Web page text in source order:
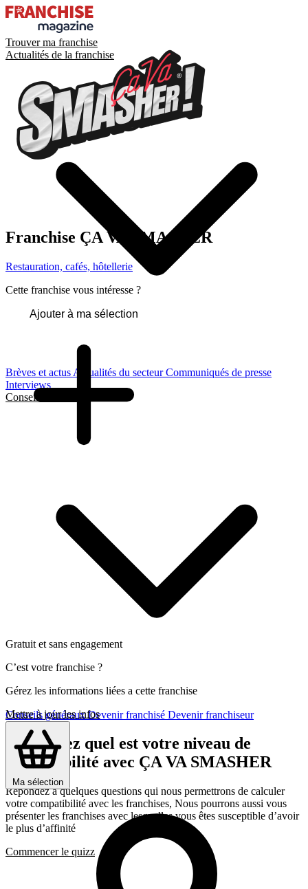
Trouver ma franchise
Actualités de la franchise
Brèves et actus Actualités du secteurCommuniqués de presse
Interviews
Conseils et Guides
Conseils générauxDevenir franchisé Devenir franchiseur
Ma sélection
Franchise ÇA VA SMASHER
Restauration, cafés, hôtellerie
Cette franchise vous intéresse ?
Ajouter à ma sélection
Gratuit et sans engagement
C’est votre franchise ?
Gérez les informations liées a cette franchise
Mettre à jour les infos
Découvrez quel est votre niveau de
compatibilité avec ÇA VA SMASHER
Répondez a quelques questions qui nous permettrons de calculer
votre compatibilité avec les franchises, Nous pourrons aussi vous
présenter les franchises avec lesquelles vous êtes susceptible d’avoir
le plus d’affinité
Commencer le quizz